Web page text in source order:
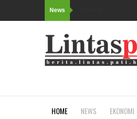
News
HOME NEWS EKONOMI